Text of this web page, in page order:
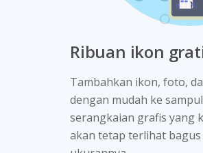
Ribuan ikon
Tambahkan ikon, foto,
dengan mudah ke
serangkaian grafis yang
akan tetap terlihat